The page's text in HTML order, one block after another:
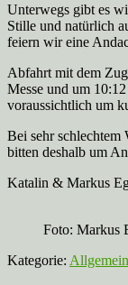
Unterwegs gibt es
Stille und natürlich
feiern wir eine
Abfahrt mit dem
Messe und um
voraussichtlich um
Bei sehr
bitten deshalb um
Katalin & Markus
Foto: Markus
Kategorie: Allgemein